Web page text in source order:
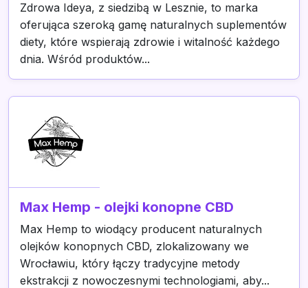
Zdrowa Ideya, z siedzibą w Lesznie, to marka
oferująca szeroką gamę naturalnych suplementów
diety, które wspierają zdrowie i witalność każdego
dnia. Wśród produktów...
Max Hemp - olejki konopne CBD
Max Hemp to wiodący producent naturalnych
olejków konopnych CBD, zlokalizowany we
Wrocławiu, który łączy tradycyjne metody
ekstrakcji z nowoczesnymi technologiami, aby...